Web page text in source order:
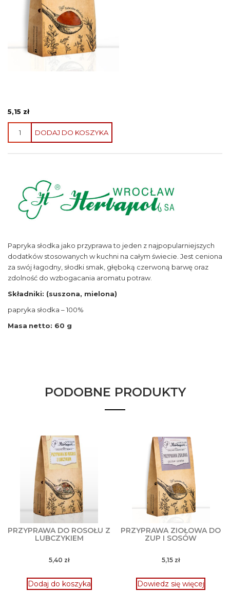
5,15 zł
Papryka
DODAJ DO KOSZYKA
Papryka słodka jako przyprawa to jeden z najpopularniejszych
dodatków stosowanych w kuchni na całym świecie. Jest ceniona
za swój łagodny, słodki smak, głęboką czerwoną barwę oraz
zdolność do wzbogacania aromatu potraw.
Składniki: (suszona, mielona)
papryka słodka – 100%
Masa netto: 60 g
PODOBNE PRODUKTY
PRZYPRAWA DO ROSOŁU Z
LUBCZYKIEM
5,40 zł
Dodaj do koszyka
PRZYPRAWA ZIOŁOWA DO
ZUP I SOSÓW
5,15 zł
Dowiedz się więcej